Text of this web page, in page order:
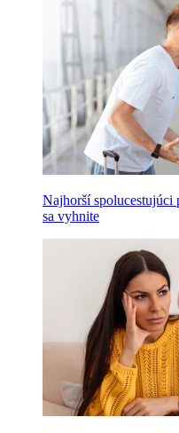
Najhorší
sa vyhnite